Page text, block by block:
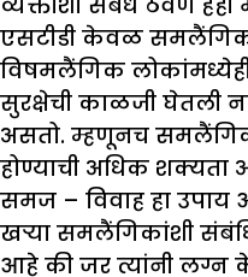
एसटीडी केवळ
विषमलैंगिक
सुरक्षेची काळजी घेतली
असतो. म्हणूनच
होण्याची अधिक
समज – विवाह हा उपाय
खर्‍या समलैंगिकांशी
आहे की जर त्यांनी लग्न